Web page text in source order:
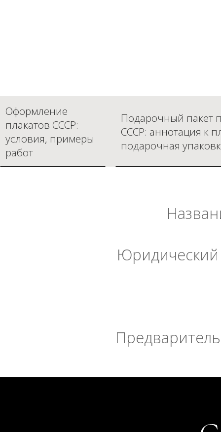
Оформление
плакатов СССР:
условия, примеры
работ
Подарочный пакет
СССР: аннотация к
подарочная